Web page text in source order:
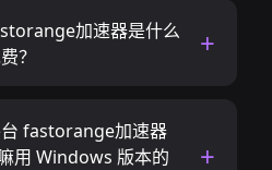
加速器是什么
？
fastorange加速器
用 Windows 版本的